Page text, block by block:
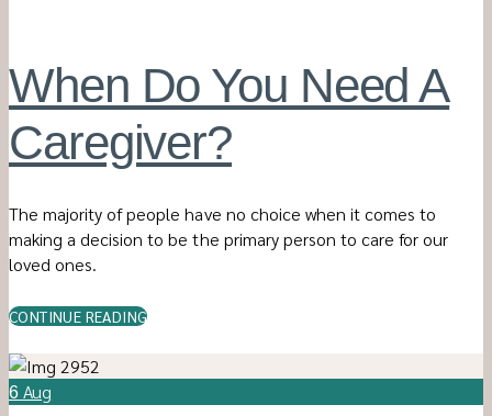
When Do You Need A
Caregiver?
The majority of people have no choice when it comes to
making a decision to be the primary person to care for our
loved ones.
CONTINUE READING
6 Aug